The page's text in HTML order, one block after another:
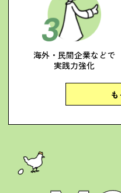
海外・民間企業などで
実践力強化